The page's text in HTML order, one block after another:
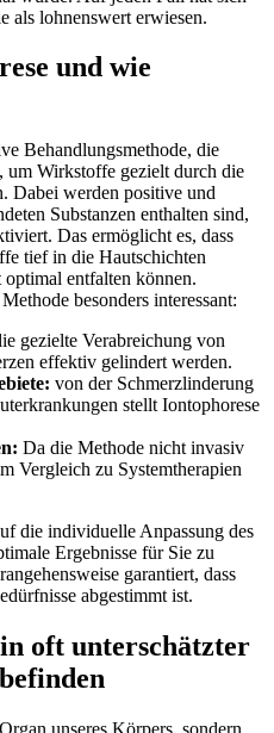
als lohnenswert erwiesen.
und wie
Behandlungsmethode, die
um Wirkstoffe gezielt durch die⁣
Dabei werden positive und
Substanzen enthalten sind,
Das ermöglicht es, dass
tief in die Hautschichten
entfalten⁢ können.
besonders interessant:
gezielte Verabreichung von⁢
effektiv gelindert werden.
von der Schmerzlinderung
stellt Iontophorese
Da die‍ Methode nicht invasiv
Vergleich zu Systemtherapien
die individuelle Anpassung des
Ergebnisse für Sie zu⁤
garantiert, dass
abgestimmt ist.
oft unterschätzter